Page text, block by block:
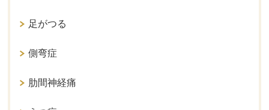
足がつる
側弯症
肋間神経痛